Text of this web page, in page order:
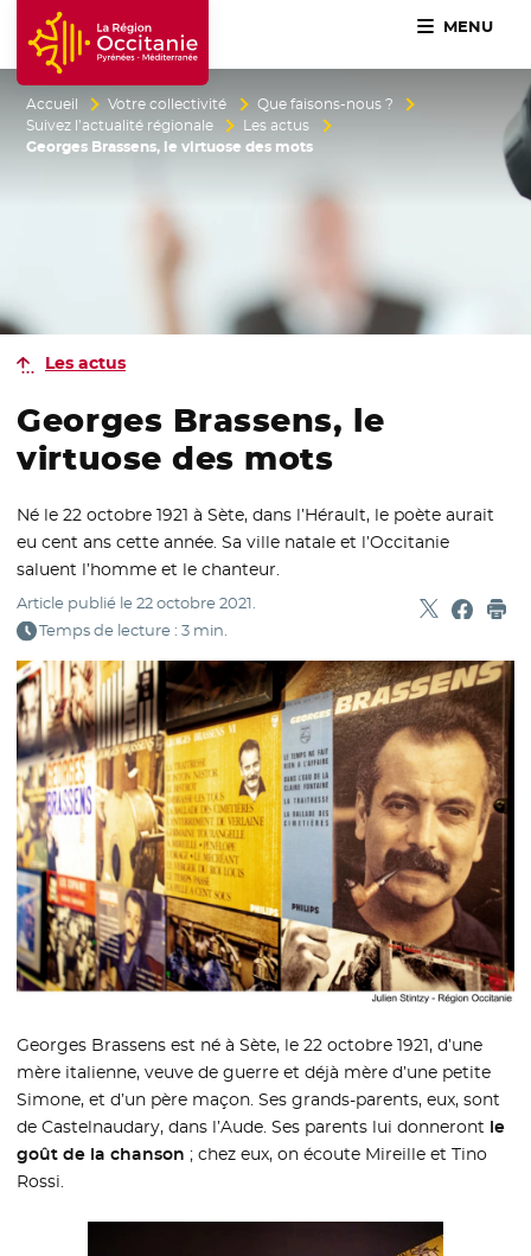
Accueil Région Occitanie / Pyrénées-Méditerranée
MENU
Accueil Votre collectivité
Que faisons-nous ?
Suivez l’actualité régionale
Les actus
Georges Brassens, le virtuose des mots
Les actus
Georges Brassens, le
virtuose des mots
Né le 22 octobre 1921 à Sète, dans l’Hérault, le poète aurait
eu cent ans cette année. Sa ville natale et l’Occitanie
saluent l’homme et le chanteur.
Article publié le22 octobre 2021.
Temps de lecture : 3 min.
Partager
- Nouvelle
-
Georges Brassens est né à Sète, le 22 octobre 1921, d’une
mère italienne, veuve de guerre et déjà mère d’une petite
Simone, et d’un père maçon. Ses grands-parents, eux, sont
de Castelnaudary, dans l’Aude. Ses parents lui donneront le
goût de la chanson ; chez eux, on écoute Mireille et Tino
Rossi.